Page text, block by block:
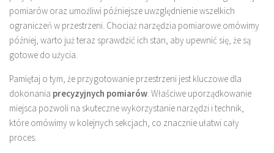
pomiarów oraz umożliwi późniejsze uwzględnienie wszelkich
ograniczeń w przestrzeni. Chociaż narzędzia pomiarowe omówimy
później, warto już teraz sprawdzić ich stan, aby upewnić się, że są
gotowe do użycia.
Pamiętaj o tym, że przygotowanie przestrzeni jest kluczowe dla
dokonania precyzyjnych pomiarów . Właściwe uporządkowanie
miejsca pozwoli na skuteczne wykorzystanie narzędzi i technik,
które omówimy w kolejnych sekcjach, co znacznie ułatwi cały
proces.